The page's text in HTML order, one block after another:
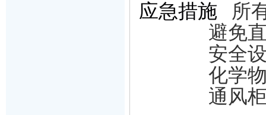
应急措施
所
避免
安全
化学
通风